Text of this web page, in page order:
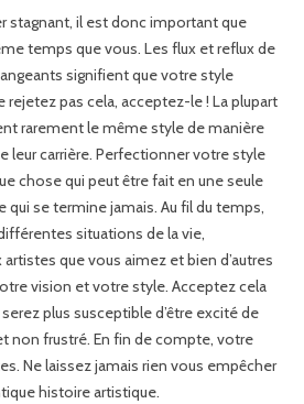
stagnant, il est donc important que
temps que vous. Les flux et reflux de
signifient que votre style
rejetez pas cela, acceptez-le ! La plupart
rarement le même style de manière
leur carrière. Perfectionner votre style
chose qui peut être fait en une seule
qui se termine jamais. Au fil du temps,
situations de la vie,
que vous aimez et bien d’autres
vision et votre style. Acceptez cela
plus susceptible d’être excité de
non frustré. En fin de compte, votre
Ne laissez jamais rien vous empêcher
histoire artistique.